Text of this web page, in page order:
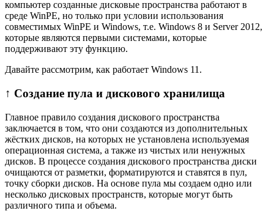
компьютер созданные дисковые пространства работают в
среде WinPE, но только при условии использования
совместимых WinPE и Windows, т.е. Windows 8 и Server 2012,
которые являются первыми системами, которые
поддерживают эту функцию.
Давайте рассмотрим, как работает Windows 11.
↑ Создание пула и дискового хранилища
Главное правило создания дискового пространства
заключается в том, что они создаются из дополнительных
жёстких дисков, на которых не установлена используемая
операционная система, а также из чистых или ненужных
дисков. В процессе создания дискового пространства диски
очищаются от разметки, форматируются и ставятся в пул,
точку сборки дисков. На основе пула мы создаем одно или
несколько дисковых пространств, которые могут быть
различного типа и объема.